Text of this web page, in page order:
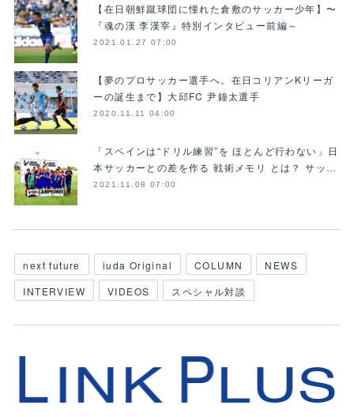
【在日朝鮮蹴球団に憧れた倉敷のサッカー少年】〜
『魂の漢 李漢宰』特別インタビュー前編～
2021.01.27 07:00
【夢のプロサッカー選手へ。在日コリアンKリーガ
ーの誕生まで】大邱FC 尹鐘太選手
2020.11.11 04:00
「スペインは“ドリル練習”を ほとんど行わない」日
本サッカーとの差を作る 戦術メモリ とは？ サッ…
2021.11.08 07:00
next future iuda Original COLUMN
NEWS
INTERVIEW
VIDEOS スペシャル対談